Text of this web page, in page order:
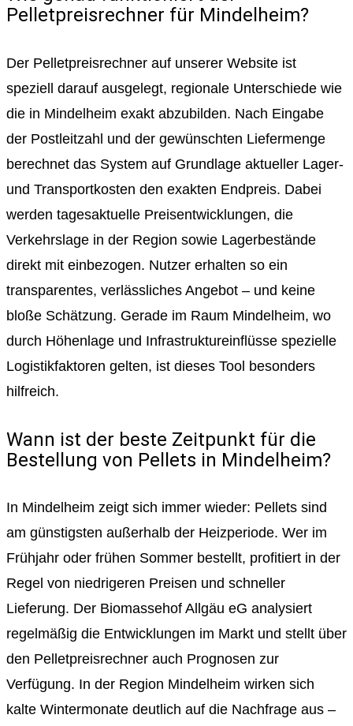
Pelletpreisrechner für Mindelheim?
Der Pelletpreisrechner auf unserer Website ist
speziell darauf ausgelegt, regionale Unterschiede wie
die in Mindelheim exakt abzubilden. Nach Eingabe
der Postleitzahl und der gewünschten Liefermenge
berechnet das System auf Grundlage aktueller Lager-
und Transportkosten den exakten Endpreis. Dabei
werden tagesaktuelle Preisentwicklungen, die
Verkehrslage in der Region sowie Lagerbestände
direkt mit einbezogen. Nutzer erhalten so ein
transparentes, verlässliches Angebot – und keine
bloße Schätzung. Gerade im Raum Mindelheim, wo
durch Höhenlage und Infrastruktureinflüsse spezielle
Logistikfaktoren gelten, ist dieses Tool besonders
hilfreich.
Wann ist der beste Zeitpunkt für die
Bestellung von Pellets in Mindelheim?
In Mindelheim zeigt sich immer wieder: Pellets sind
am günstigsten außerhalb der Heizperiode. Wer im
Frühjahr oder frühen Sommer bestellt, profitiert in der
Regel von niedrigeren Preisen und schneller
Lieferung. Der Biomassehof Allgäu eG analysiert
regelmäßig die Entwicklungen im Markt und stellt über
den Pelletpreisrechner auch Prognosen zur
Verfügung. In der Region Mindelheim wirken sich
kalte Wintermonate deutlich auf die Nachfrage aus –